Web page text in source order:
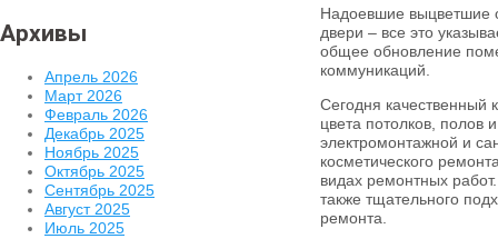
Архивы
Апрель 2026
Март 2026
Февраль 2026
Декабрь 2025
Ноябрь 2025
Октябрь 2025
Сентябрь 2025
Август 2025
Июль 2025
Надоевшие выцветшие
двери – все это
общее обновление
коммуникаций.
Сегодня качественный
цвета потолков, полов
электромонтажной и
косметического
видах ремонтных
также тщательного
ремонта.